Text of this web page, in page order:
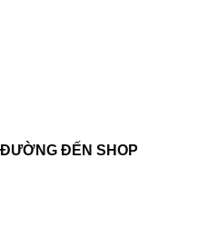
ĐƯỜNG ĐẾN SHOP